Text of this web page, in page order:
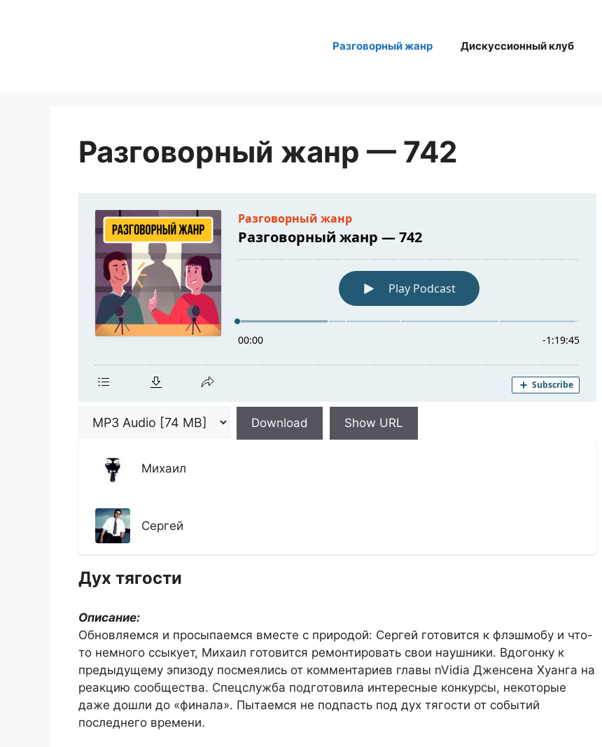
Разговорный жанр Дискуссионный клуб
Разговорный жанр — 742
Download Show URL
Михаил
Сергей
Дух тягости
Описание:
Обновляемся и просыпаемся вместе с природой: Сергей готовится к флэшмобу и что-
то немного ссыкует, Михаил готовится ремонтировать свои наушники. Вдогонку к
предыдущему эпизоду посмеялись от комментариев главы nVidia Дженсена Хуанга на
реакцию сообщества. Спецслужба подготовила интересные конкурсы, некоторые
даже дошли до «финала». Пытаемся не подпасть под дух тягости от событий
последнего времени.